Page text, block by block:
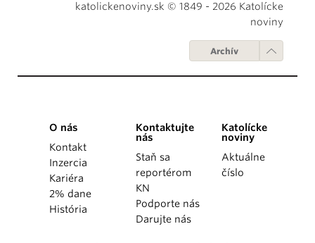
katolickenoviny.sk © 1849 - 2026 Katolícke
noviny
Archív
O nás
Kontakt
Inzercia
Kariéra
2% dane
História
Kontaktujte
nás
Staň sa
reportérom
KN
Podporte nás
Darujte nás
Katolícke
noviny
Aktuálne
číslo